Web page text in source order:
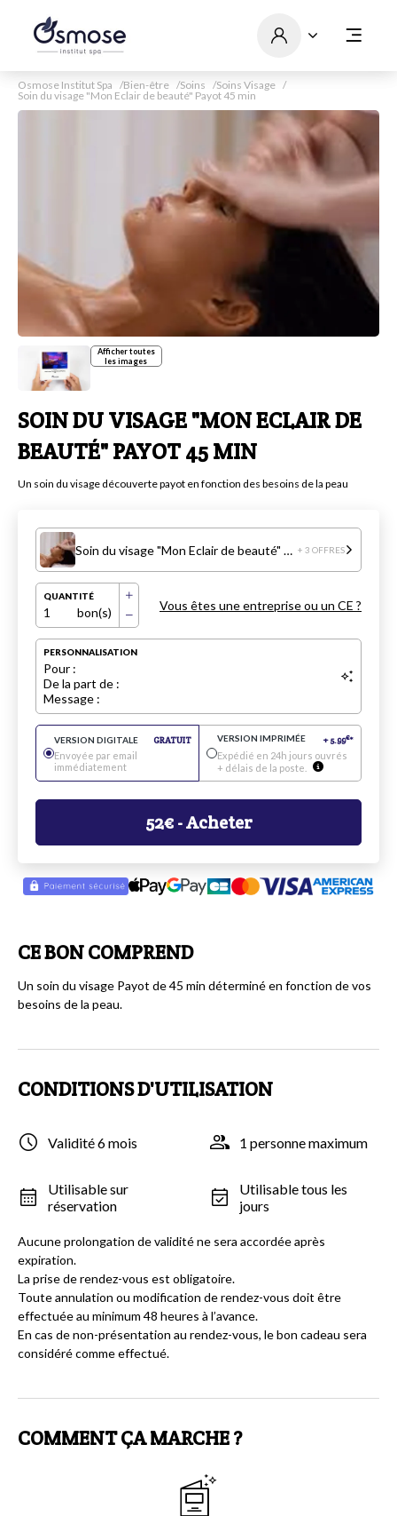
Osmose Institut Spa Bien-être Soins
Soins Visage
Soin du visage "Mon Eclair de beauté" Payot 45 min
Afficher toutes
les images
SOIN DU VISAGE "MON ECLAIR DE
BEAUTÉ" PAYOT 45 MIN
Un soin du visage découverte payot en fonction des besoins de la peau
Soin du visage "Mon Eclair de beauté" Payot 45 min + 3 OFFRES
QUANTITÉ
1 bon(s) Vous êtes une entreprise ou un CE ?
PERSONNALISATION
Pour :
De la part de :
Message :
VERSION DIGITALE
GRATUIT
Envoyée par email
immédiatement
VERSION IMPRIMÉE +5.99€*
Expédié en 24h jours ouvrés
+ délais de la poste.
52€- Acheter
CE BON COMPREND
Un soin du visage Payot de 45 min déterminé en fonction de vos
besoins de la peau.
CONDITIONS D'UTILISATION
Validité 6 mois 1 personne maximum
Utilisable sur
réservation
Utilisable tous les
jours
Aucune prolongation de validité ne sera accordée après
expiration.
La prise de rendez-vous est obligatoire.
Toute annulation ou modification de rendez-vous doit être
effectuée au minimum 48 heures à l’avance.
En cas de non-présentation au rendez-vous, le bon cadeau sera
considéré comme effectué.
COMMENT ÇA MARCHE ?